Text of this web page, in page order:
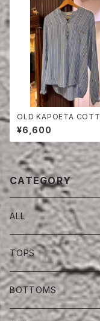
OLD KAPOETA
ULLOVER SHIRT
¥6,600
CATEGORY
ALL
TOPS
BOTTOMS